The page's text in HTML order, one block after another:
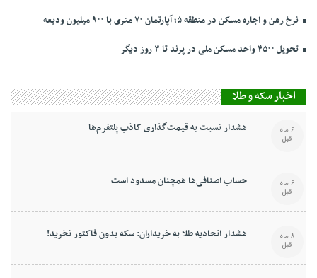
نرخ‌ رهن و اجاره مسکن در منطقه ۵؛ آپارتمان ۷۰ متری با ۹۰۰ میلیون ودیعه
تحویل ۴۵۰۰ واحد مسکن ملی در پرند تا ۳ روز دیگر
اخبار سکه و طلا
هشدار نسبت به قیمت‌گذاری کاذب پلتفرم‌ها 6 ماه
قبل
حساب اصنافی‌ها همچنان مسدود است 6 ماه
قبل
هشدار اتحادیه طلا به خریداران: سکه بدون فاکتور نخرید! 8 ماه
قبل